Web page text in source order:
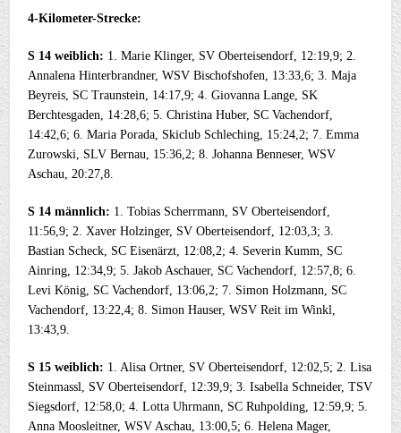
4-Kilometer-Strecke:
S 14 weiblich: 1. Marie Klinger, SV Oberteisendorf, 12:19,9; 2.
Annalena Hinterbrandner, WSV Bischofshofen, 13:33,6; 3. Maja
Beyreis, SC Traunstein, 14:17,9; 4. Giovanna Lange, SK
Berchtesgaden, 14:28,6; 5. Christina Huber, SC Vachendorf,
14:42,6; 6. Maria Porada, Skiclub Schleching, 15:24,2; 7. Emma
Zurowski, SLV Bernau, 15:36,2; 8. Johanna Benneser, WSV
Aschau, 20:27,8.
S 14 männlich: 1. Tobias Scherrmann, SV Oberteisendorf,
11:56,9; 2. Xaver Holzinger, SV Oberteisendorf, 12:03,3; 3.
Bastian Scheck, SC Eisenärzt, 12:08,2; 4. Severin Kumm, SC
Ainring, 12:34,9; 5. Jakob Aschauer, SC Vachendorf, 12:57,8; 6.
Levi König, SC Vachendorf, 13:06,2; 7. Simon Holzmann, SC
Vachendorf, 13:22,4; 8. Simon Hauser, WSV Reit im Winkl,
13:43,9.
S 15 weiblich: 1. Alisa Ortner, SV Oberteisendorf, 12:02,5; 2. Lisa
Steinmassl, SV Oberteisendorf, 12:39,9; 3. Isabella Schneider, TSV
Siegsdorf, 12:58,0; 4. Lotta Uhrmann, SC Ruhpolding, 12:59,9; 5.
Anna Moosleitner, WSV Aschau, 13:00,5; 6. Helena Mager,